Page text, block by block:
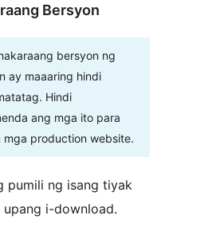
Bersyon
bersyon ng
ay maaaring hindi
Hindi
ang mga ito para
mga production website.
pumili ng isang tiyak
upang i-download.